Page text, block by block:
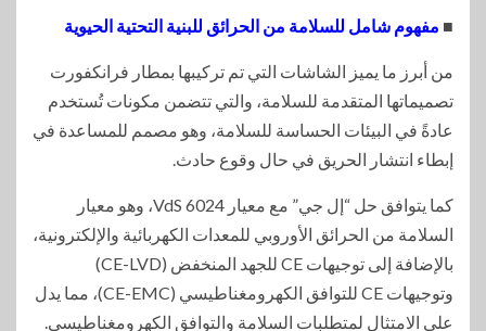
■ مفهوم شامل للسلامة من الحرائق للبنية التحتية الحيوية
من أبرز ما يميز الشاشات التي تم تركيبها بمطار فرانكفورت
تصميماتها المتقدمة للسلامة، والتي تتضمن مكونات تُستخدم
عادةً في البيئات الحساسة للسلامة، وهو مصمم للمساعدة في
إبطاء انتشار الحريق في حال وقوع حادث.
كما يتوافق حل “إل جي” مع معيار VdS 6024، وهو معيار
السلامة من الحرائق الأوروبي للمعدات الكهربائية والإلكترونية،
بالإضافة إلى توجيهات CE للجهد المنخفض (CE-LVD)
وتوجيهات CE للتوافق الكهرومغناطيسي (CE-EMC)، مما يدل
على الامتثال لمتطلبات السلامة والتوافق الكهرومغناطيسي.